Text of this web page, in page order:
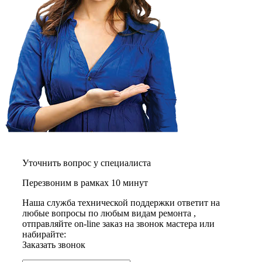
графических планшетов
граниторов
граверов
гребных тренажеров
грелок
грелок для ног
грелок для спины и шеи
греющих кабелей
грилей
грилей для кур
грилей для шаурмы
громкоговорителей
гвоздезабивных пистолетов
hi-fi
хлеборезок
холодильников для молока
холодильных шкафов
homepod
хот-дог мейкеров
хотдогниц
хромбуков
Уточнить вопрос у специалиста
Перезвоним в рамках 10 минут
Наша служба технической поддержки ответит на
любые вопросы по любым видам ремонта ,
отправляйте on-line заказ на звонок мастера или
набирайте:
Заказать звонок